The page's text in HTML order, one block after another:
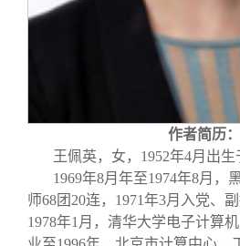
作者简历：
王佩英，女，1952年4月出生
1969年8月年至1974年8月，
师68团20连，1971年3月入党、
1978年1月，清华大学电子计算